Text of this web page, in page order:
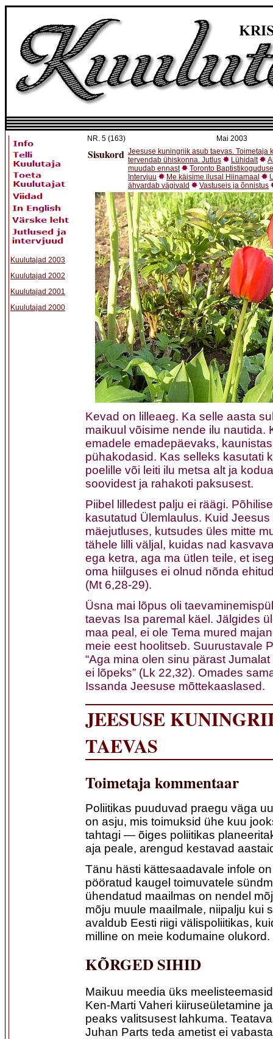
Kuulutajad 2003
Kuulutajad 2002
Kuulutajad 2001
Kuulutajad 2000
NR. 5 (163) Mai 2003
Sisukord Jeesuse kuningriik asub taevas. Toimetaja
tervendab ühiskonna. Jutlus
Lühidalt
muudab ennast
Toronto
Intervjuu
Me käisime ilusal Hiinamaal
ähvardab vägivald
Vastuseis ja õnnistus
Kevad on lilleaeg. Ka selle aasta
maikuul võisime nende ilu nautida.
emadele emadepäevaks,
pühakodasid. Kas selleks kasutati
poelille või leiti ilu metsa alt ja
soovidest ja rahakoti paksusest.
Piibel lilledest palju ei räägi.
kasutatud Ülemlaulus. Kuid
mäejutluses, kutsudes üles mitte
tähele lilli väljal, kuidas nad
ega ketra, aga ma ütlen teile, et
oma hiilguses ei olnud nõnda
(Mt 6,28-29).
Üsna mai lõpus oli
taevas Isa paremal käel. Jälgides
maa peal, ei ole Tema mured
meie eest hoolitseb. Suurustavale
“Aga mina olen sinu pärast
ei lõpeks” (Lk 22,32). Omades
Issanda Jeesuse mõttekaaslased.
JEESUSE
TAEVAS
Toimetaja kommentaar
Poliitikas puuduvad praegu väga
on asju, mis toimuksid ühe kuu
tahtagi — õiges poliitikas
aja peale, arengud kestavad
Tänu hästi kättesaadavale infole
pööratud kaugel toimuvatele
ühendatud maailmas on nendel
mõju muule maailmale, niipalju kui
avaldub Eesti riigi välispoliitikas,
milline on meie kodumaine olukord.
KÕRGED SIHID
Maikuu meedia üks
Ken-Marti Vaheri kiiruseületamine
peaks valitsusest lahkuma.
Juhan Parts teda ametist ei